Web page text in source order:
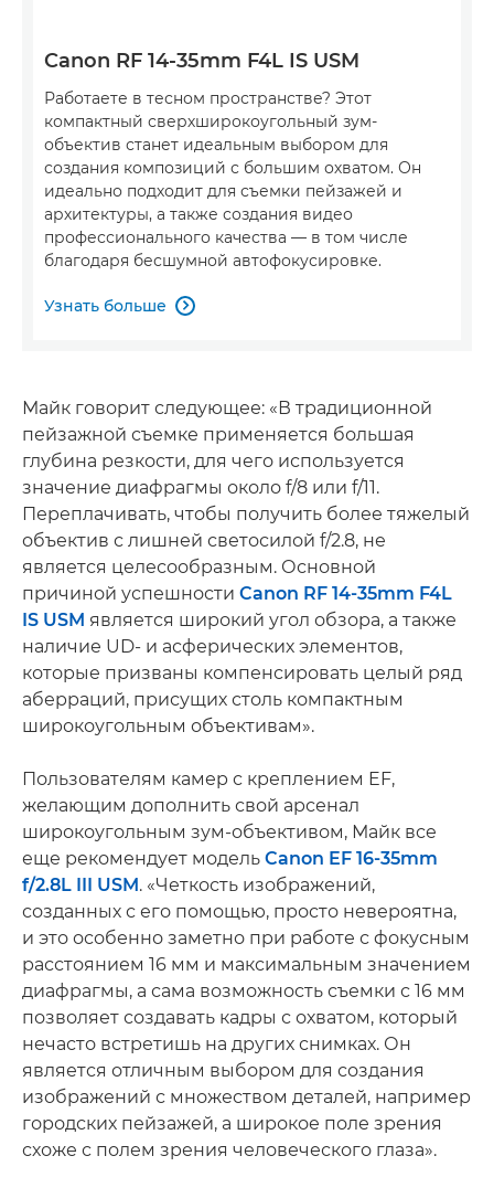
Canon RF 14-35mm F4L IS USM
Работаете в тесном пространстве? Этот
компактный сверхширокоугольный зум-
объектив станет идеальным выбором для
создания композиций с большим охватом. Он
идеально подходит для съемки пейзажей и
архитектуры, а также создания видео
профессионального качества — в том числе
благодаря бесшумной автофокусировке.
Узнать больше 
Майк говорит следующее: «В традиционной
пейзажной съемке применяется большая
глубина резкости, для чего используется
значение диафрагмы около f/8 или f/11.
Переплачивать, чтобы получить более тяжелый
объектив с лишней светосилой f/2.8, не
является целесообразным. Основной
причиной успешности Canon RF 14-35mm F4L
IS USM является широкий угол обзора, а также
наличие UD- и асферических элементов,
которые призваны компенсировать целый ряд
аберраций, присущих столь компактным
широкоугольным объективам».
Пользователям камер с креплением EF,
желающим дополнить свой арсенал
широкоугольным зум-объективом, Майк все
еще рекомендует модель Canon EF 16-35mm
f/2.8L III USM. «Четкость изображений,
созданных с его помощью, просто невероятна,
и это особенно заметно при работе с фокусным
расстоянием 16 мм и максимальным значением
диафрагмы, а сама возможность съемки с 16 мм
позволяет создавать кадры с охватом, который
нечасто встретишь на других снимках. Он
является отличным выбором для создания
изображений с множеством деталей, например
городских пейзажей, а широкое поле зрения
схоже с полем зрения человеческого глаза».